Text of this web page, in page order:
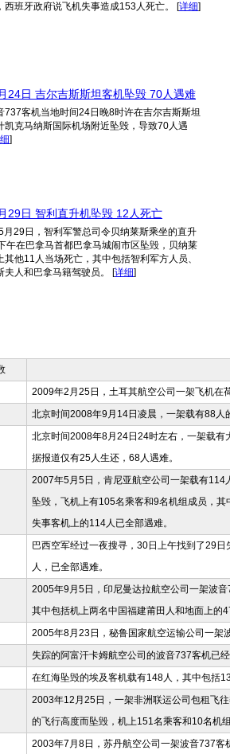
西班牙政府说飞机失事造成153人死亡。 [详细]
24日 吉尔吉斯斯坦客机坠毁 70人遇难
737客机当地时间24日晚8时许在吉尔吉斯斯坦
凯克马纳斯国际机场附近坠毁，导致70人遇
]
29日 智利直升机坠毁 12人死亡
月29日，智利军警总司令贝纳莱斯乘坐的直升
午在巴拿马首都巴拿马城闹市区坠毁，贝纳莱
其他11人当场死亡，其中包括智利军方人员、
夫人和巴拿马籍驾驶员。 [详细]
2009年2月25日，土耳其航空公司一架飞机在
北京时间2008年9月14日凌晨，一架载有88人
北京时间2008年8月24日24时左右，一架载有
据报道仅有25人生还，68人遇难。
2007年5月5日，肯尼亚航空公司一架载有
坠毁， 飞机上有105名乘客和9名机组成员，其
失事客机上的114人已全部遇难。
巴西空军经过一夜搜寻，30日上午找到了29
人，已全部遇难。
2005年9月5日，印尼曼达拉航空公司一架波
其中包括机上两名中国福建莆田人和地面上的
2005年8月23日，秘鲁国家航空运输公司一架
失踪的阿富汗卡姆航空公司的波音737客机已
在红海坠毁的埃及客机载有148人，其中包括
2003年12月25日，一架非洲联运公司包租飞
的飞行高度而坠毁，机上151名乘客和10名机
2003年7月8日，苏丹航空公司一架波音737